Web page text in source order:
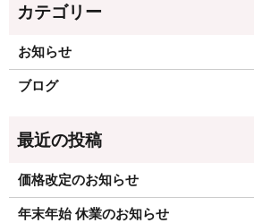
お知らせ
ブログ
価格改定のお知らせ
年末年始 休業のお知らせ